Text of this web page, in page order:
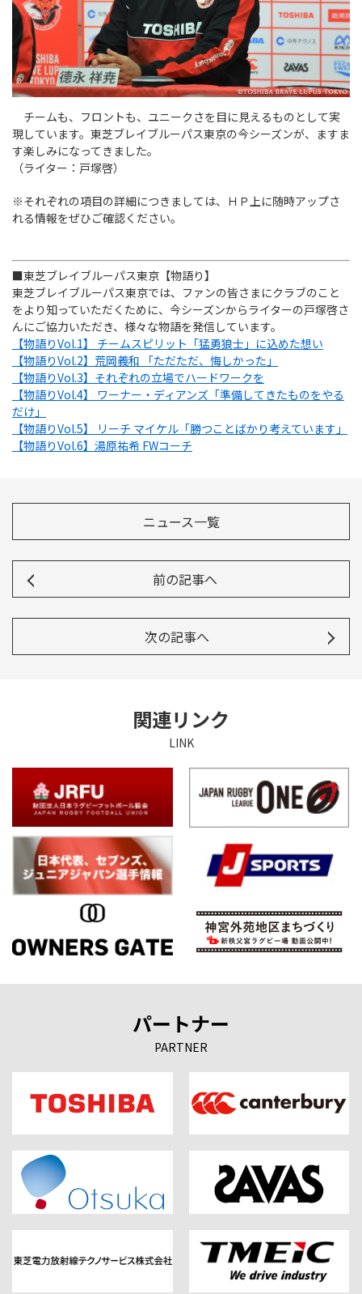
チームも、フロントも、ユニークさを目に見えるものとして実
現しています。東芝ブレイブルーパス東京の今シーズンが、ますま
す楽しみになってきました。
（ライター：戸塚啓）
※それぞれの項目の詳細につきましては、ＨＰ上に随時アップさ
れる情報をぜひご確認ください。
■東芝ブレイブルーパス東京【物語り】
東芝ブレイブルーパス東京では、ファンの皆さまにクラブのこと
をより知っていただくために、今シーズンからライターの戸塚啓さ
んにご協力いただき、様々な物語を発信しています。
【物語りVol.1】 チームスピリット「猛勇狼士」に込めた想い
【物語りVol.2】荒岡義和 「ただただ、悔しかった」
【物語りVol.3】それぞれの立場でハードワークを
【物語りVol.4】 ワーナー・ディアンズ「準備してきたものをやる
だけ」
【物語りVol.5】 リーチ マイケル「勝つことばかり考えています」
【物語りVol.6】湯原祐希 FWコーチ
ニュース一覧
前の記事へ
次の記事へ
関連リンク
LINK
パートナー
PARTNER